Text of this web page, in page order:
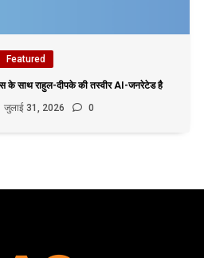
Featured
के साथ राहुल-दीपके की तस्वीर AI-जनरेटेड है
जुलाई 31, 2026 0